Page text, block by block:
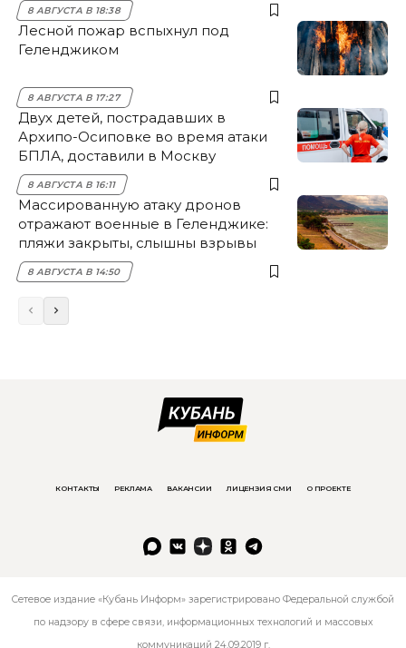
8 АВГУСТА В 18:38
Лесной пожар вспыхнул под
Геленджиком
8 АВГУСТА В 17:27
Двух детей, пострадавших в
Архипо-Осиповке во время атаки
БПЛА, доставили в Москву
8 АВГУСТА В 16:11
Массированную атаку дронов
отражают военные в Геленджике:
пляжи закрыты, слышны взрывы
8 АВГУСТА В 14:50
КОНТАКТЫ РЕКЛАМА ВАКАНСИИ ЛИЦЕНЗИЯ СМИ О ПРОЕКТЕ
Сетевое издание «Кубань Информ» зарегистрировано Федеральной службой
по надзору в сфере связи, информационных технологий и массовых
коммуникаций 24.09.2019 г.